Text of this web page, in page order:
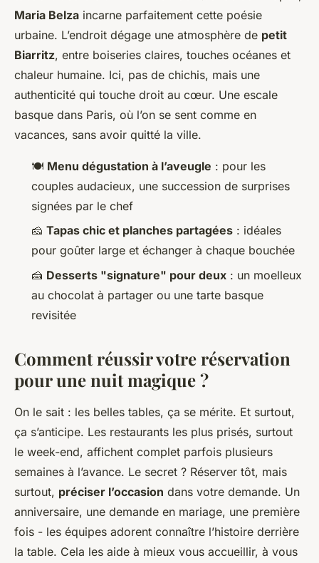
Maria Belza incarne parfaitement cette poésie
urbaine. L’endroit dégage une atmosphère de petit
Biarritz, entre boiseries claires, touches océanes et
chaleur humaine. Ici, pas de chichis, mais une
authenticité qui touche droit au cœur. Une escale
basque dans Paris, où l’on se sent comme en
vacances, sans avoir quitté la ville.
🍽️ Menu dégustation à l’aveugle : pour les
couples audacieux, une succession de surprises
signées par le chef
🧀 Tapas chic et planches partagées : idéales
pour goûter large et échanger à chaque bouchée
🍰 Desserts "signature" pour deux : un moelleux
au chocolat à partager ou une tarte basque
revisitée
Comment réussir votre réservation
pour une nuit magique ?
On le sait : les belles tables, ça se mérite. Et surtout,
ça s’anticipe. Les restaurants les plus prisés, surtout
le week-end, affichent complet parfois plusieurs
semaines à l’avance. Le secret ? Réserver tôt, mais
surtout, préciser l’occasion dans votre demande. Un
anniversaire, une demande en mariage, une première
fois - les équipes adorent connaître l’histoire derrière
la table. Cela les aide à mieux vous accueillir, à vous